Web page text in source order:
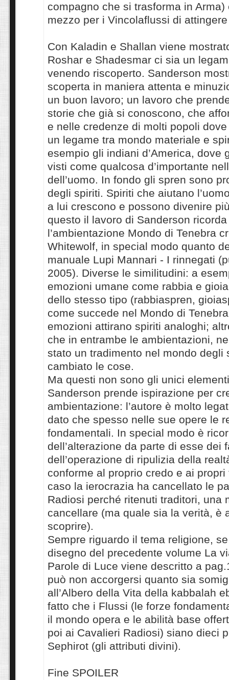
compagno che si trasforma in Arma)
mezzo per i Vincolaflussi di
Con Kaladin e Shallan viene
Roshar e Shadesmar ci sia un
venendo riscoperto. Sanderson
scoperta in maniera attenta e
un buon lavoro; un lavoro che
storie che già si conoscono, che
e nelle credenze di molti popoli
un legame tra mondo materiale e
esempio gli indiani d’America, dove
visti come qualcosa d’importante
dell’uomo. In fondo gli spren sono
degli spiriti. Spiriti che aiutano
a lui crescono e possono divenire
questo il lavoro di Sanderson ricorda
l’ambientazione Mondo di Tenebra
Whitewolf, in special modo quanto
manuale Lupi Mannari - I rinnegati
2005). Diverse le similitudini: a
emozioni umane come rabbia e
dello stesso tipo (rabbiaspren,
come succede nel Mondo di
emozioni attirano spiriti analoghi;
che in entrambe le ambientazioni,
stato un tradimento nel mondo degli
cambiato le cose.
Ma questi non sono gli unici
Sanderson prende ispirazione per
ambientazione: l’autore è molto
dato che spesso nelle sue opere le
fondamentali. In special modo è
dell’alterazione da parte di esse dei
dell’operazione di ripulizia della
conforme al proprio credo e ai
caso la ierocrazia ha cancellato le
Radiosi perché ritenuti traditori, una
cancellare (ma quale sia la verità, è
scoprire).
Sempre riguardo il tema religione,
disegno del precedente volume La
Parole di Luce viene descritto a
può non accorgersi quanto sia
all’Albero della Vita della kabbalah
fatto che i Flussi (le forze
il mondo opera e le abilità base
poi ai Cavalieri Radiosi) siano dieci
Sephirot (gli attributi divini).
Fine SPOILER